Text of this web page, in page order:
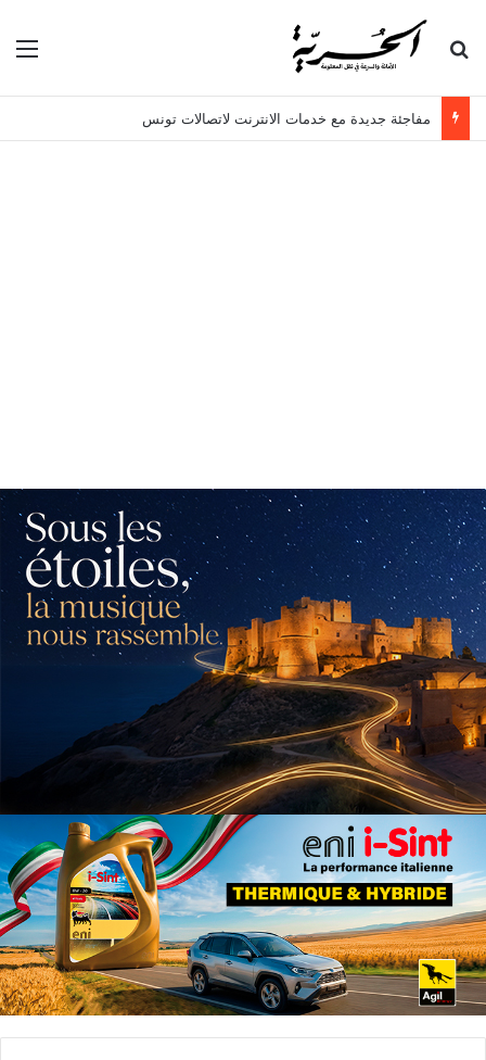
بحث عن
مفاجئة جديدة مع خدمات الانترنت لاتصالات تونس